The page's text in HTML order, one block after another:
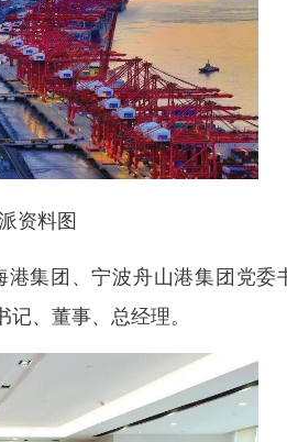
资料图
集团、宁波舟山港集团党委
、董事、总经理。